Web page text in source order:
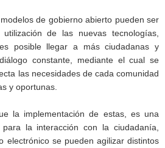
de gobierno abierto pueden ser
de las nuevas tecnologías,
posible llegar a más ciudadanas y
constante, mediante el cual se
las necesidades de cada comunidad
y oportunas.
la implementación de estas, es una
la interacción con la ciudadanía,
electrónico se pueden agilizar distintos